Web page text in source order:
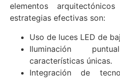
elementos
estrategias efectivas son:
Uso de luces LED de
Iluminación
características únicas.
Integración de